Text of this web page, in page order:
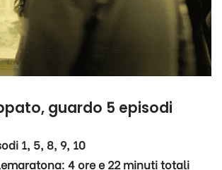
guardo 5 episodi
1, 5, 8, 9, 10
4 ore e 22 minuti totali